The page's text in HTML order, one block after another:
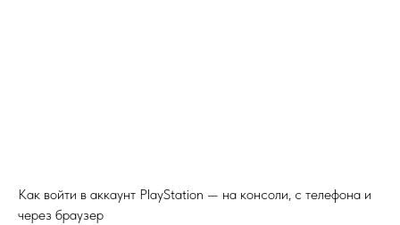
Как войти в аккаунт PlayStation — на консоли, с телефона и
через браузер